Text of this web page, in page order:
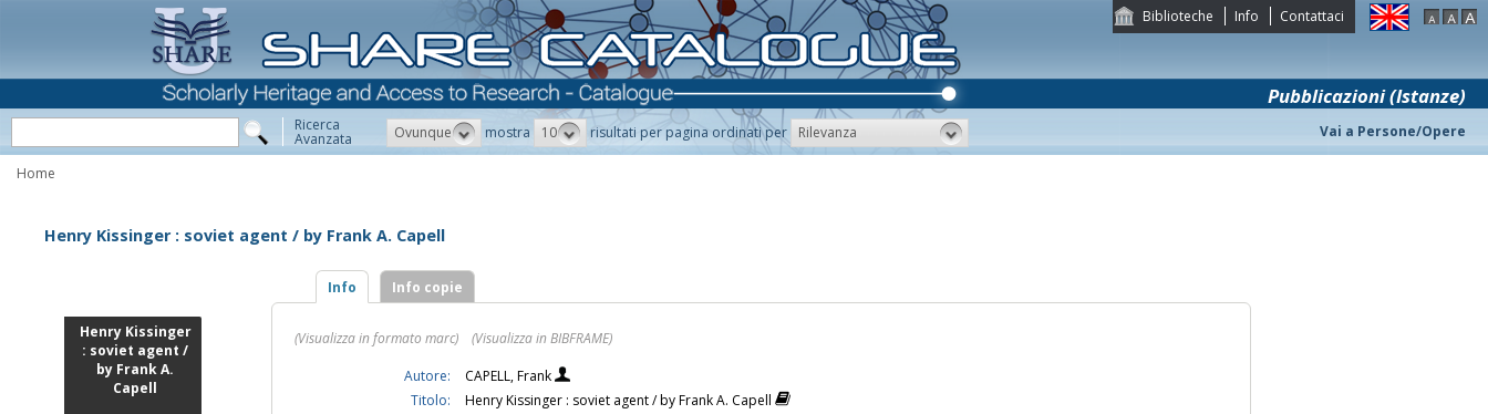
Biblioteche Info Contattaci
Pubblicazioni (Istanze)
Ricerca
Avanzata Ovunque mostra 10 risultati per pagina ordinati per Rilevanza Vai a Persone/Opere
Home
Henry Kissinger : soviet agent / by Frank A. Capell
Henry Kissinger
: soviet agent /
by Frank A.
Capell
Info Info copie
(Visualizza in formato marc)
(Visualizza in BIBFRAME)
Autore:
CAPELL, Frank
Titolo:
Henry Kissinger : soviet agent / by Frank A. Capell